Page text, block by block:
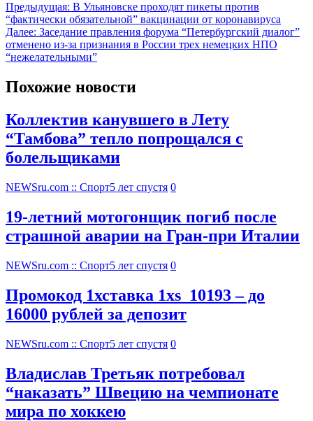
Предыдущая: В Ульяновске проходят пикеты против
“фактически обязательной” вакцинации от коронавируса
Далее: Заседание правления форума “Петербургский диалог”
отменено из-за признания в России трех немецких НПО
“нежелательными”
Похожие новости
Коллектив канувшего в Лету
“Тамбова” тепло попрощался с
болельщиками
NEWSru.com :: Спорт5 лет спустя 0
19-летний мотогонщик погиб после
страшной аварии на Гран-при Италии
NEWSru.com :: Спорт5 лет спустя 0
Промокод 1хставка 1xs_10193 – до
16000 рублей за депозит
NEWSru.com :: Спорт5 лет спустя 0
Владислав Третьяк потребовал
“наказать” Швецию на чемпионате
мира по хоккею